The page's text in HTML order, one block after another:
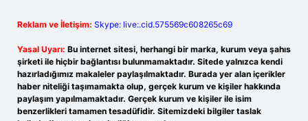
Reklam ve İletişim: Skype: live:.cid.575569c608265c69
Yasal Uyarı: Bu internet sitesi, herhangi bir marka, kurum veya şahıs
şirketi ile hiçbir bağlantısı bulunmamaktadır. Sitede yalnızca kendi
hazırladığımız makaleler paylaşılmaktadır. Burada yer alan içerikler
haber niteliği taşımamakta olup, gerçek kurum ve kişiler hakkında
paylaşım yapılmamaktadır. Gerçek kurum ve kişiler ile isim
benzerlikleri tamamen tesadüfidir. Sitemizdeki bilgiler taslak